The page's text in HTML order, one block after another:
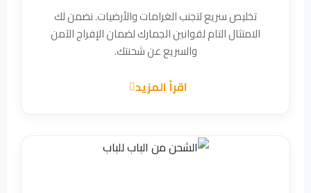
تخليص سريع لتجنب الغرامات والأرضيات. نضمن لك
الامتثال التام لقوانين الجمارك لضمان الإفراج الآمن
والسريع عن شحنتك.
اقرأ المزيد